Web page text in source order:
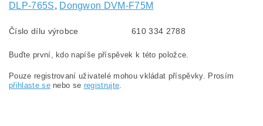
DLP-765S, Dongwon DVM-F75M
Číslo dílu výrobce 610 334 2788
Buďte první, kdo napíše příspěvek k této položce.
Pouze registrovaní uživatelé mohou vkládat příspěvky. Prosím
přihlaste senebo se registrujte.